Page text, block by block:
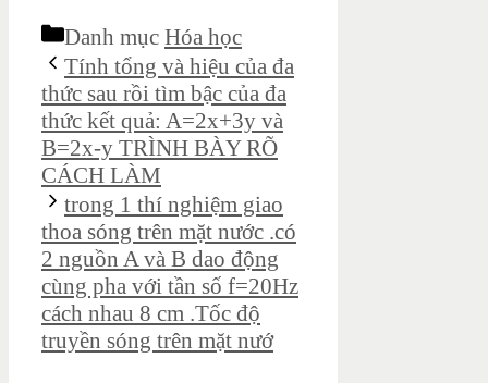
Danh mục Hóa học
Tính tổng và hiệu của đa
thức sau rồi tìm bậc của đa
thức kết quả: A=2x+3y và
B=2x-y TRÌNH BÀY RÕ
CÁCH LÀM
trong 1 thí nghiệm giao
thoa sóng trên mặt nước .có
2 nguồn A và B dao động
cùng pha với tần số f=20Hz
cách nhau 8 cm .Tốc độ
truyền sóng trên mặt nướ